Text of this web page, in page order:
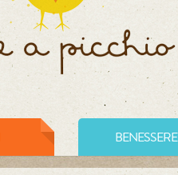
BENESSERE